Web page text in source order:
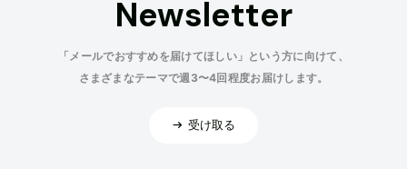
Newsletter
「メールでおすすめを届けてほしい」という方に向けて、
さまざまなテーマで週3〜4回程度お届けします。
受け取る